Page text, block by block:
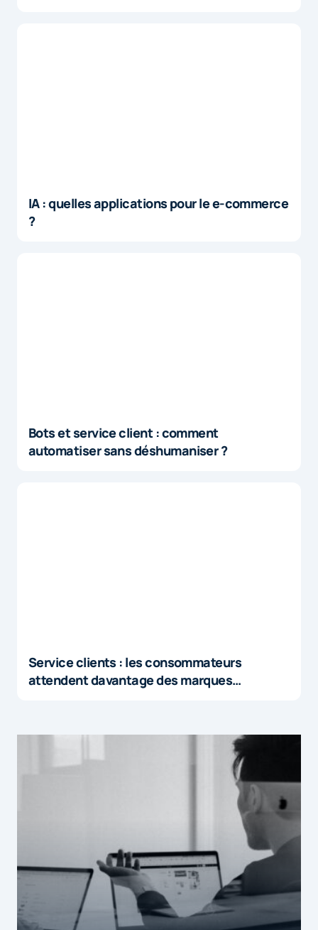
IA : quelles applications pour le e-commerce
?
Bots et service client : comment
automatiser sans déshumaniser ?
Service clients : les consommateurs
attendent davantage des marques…